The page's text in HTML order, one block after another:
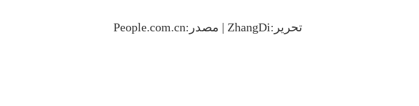
تحرير:ZhangDi | مصدر:People.com.cn